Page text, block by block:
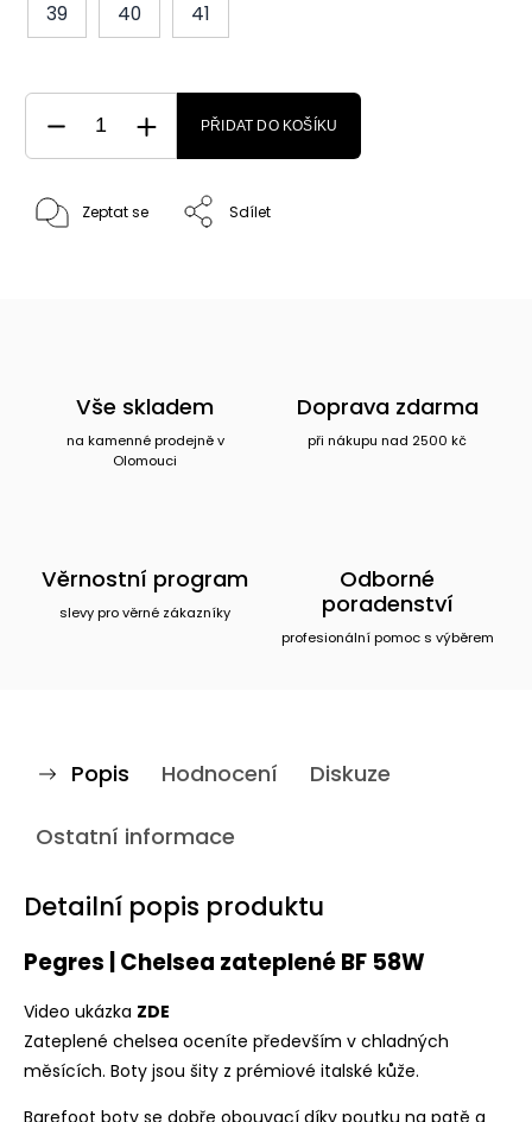
39
40 41
PŘIDAT DO KOŠÍKU
Zeptat se Sdílet
Vše skladem
na kamenné prodejně v
Olomouci
Doprava zdarma
při nákupu nad 2500 kč
Věrnostní program
slevy pro věrné zákazníky
Odborné
poradenství
profesionální pomoc s výběrem
Popis Hodnocení Diskuze
Ostatní informace
Detailní popis produktu
Pegres | Chelsea zateplené BF 58W
Video ukázka ZDE
Zateplené chelsea oceníte především v chladných
měsících. Boty jsou šity z prémiové italské kůže.